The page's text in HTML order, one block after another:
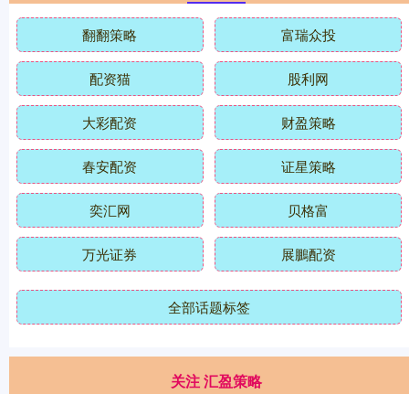
翻翻策略 富瑞众投
配资猫 股利网
大彩配资 财盈策略
春安配资 证星策略
奕汇网 贝格富
万光证券 展鵬配资
全部话题标签
关注 汇盈策略